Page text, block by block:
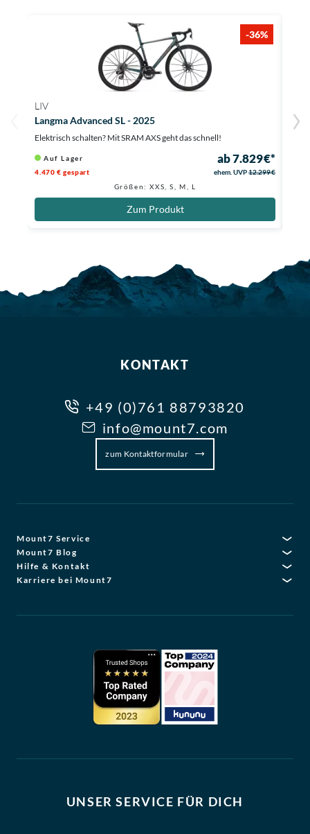
-36%
LIV
Langma Advanced SL - 2025
Elektrisch schalten? Mit SRAM AXS geht das schnell!
Auf Lager ab 7.829 €*
4.470 € gespart ehem. UVP12.299 €
Größen: XXS, S, M, L
Zum Produkt
KONTAKT
+49 (0)761 88793820
info@mount7.com
zum Kontaktformular
Mount7 Service
Mount7 Blog
Hilfe & Kontakt
Karriere bei Mount7
UNSER SERVICE FÜR DICH